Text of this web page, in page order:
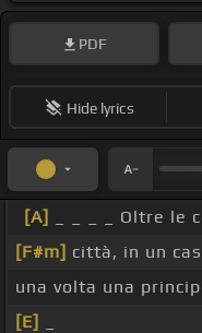
PDF
Hide lyrics
[A] _ _ _ _ Oltre le
[F#m] città, in un
una volta una
[E]